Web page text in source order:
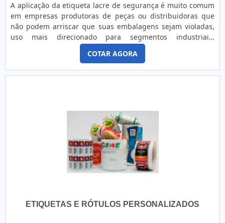
maior especialista do segmento e conhecendo a
sofisticação, qualidade e preço justo em um só lugar.UM
POUCO MAIS SOBRE COMPRAR ROTULADORASe alguém
pesquisar comprar rotuladoras em uma empresa
inovadora, consegue encontrar o site da Berteck Máquinas
Industriais. Com grande expressão de mercado quando o
assunto é rotuladoras e dispensadores de rótulos e
pelos produtos e serviços com ótima qualidade e excelente
custo-benefício, detalhes que passam despercebidos e
podem gerar prejuízo futuros para os clientes.Existem
muitas formas diferentes de demonstrar conhecimento e
autoridade em sua área de atuação. Abaixo os motivos
pelos quais a Berteck Máquinas Industriais é líder quando o
Trabalhadores de alta qualidade; Escritório de alta
qualidade onde são realizadas as atividades; Software de
A aplicação da etiqueta lacre de segurança é muito comum
em empresas produtoras de peças ou distribuidoras que
não podem arriscar que suas embalagens sejam violadas,
uso mais direcionado para segmentos industriais,
farmacêuticos, que trabalham com mercadorias
controlados, pequenos itens ou qualquer outro setor que
opte por um comércio e transporte de maior segurança.
Vantagens em escolher o produto Qualidade da matéria-
COTAR AGORA
ETIQUETAS E RÓTULOS PERSONALIZADOS